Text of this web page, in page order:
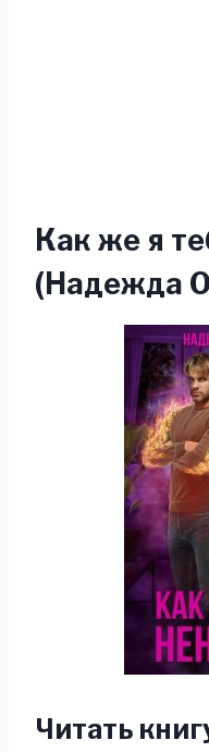
Как же я
(Надежда
Читать